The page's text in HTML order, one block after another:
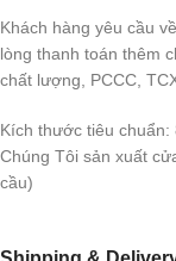
Khách hàng yêu cầu
lòng thanh toán thêm
chất lượng, PCCC,
Kích thước tiêu
Chúng Tôi sản xuất
cầu)